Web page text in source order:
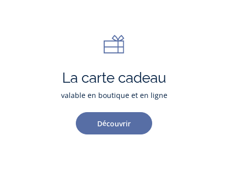
La carte cadeau
valable en boutique et en ligne
Découvrir